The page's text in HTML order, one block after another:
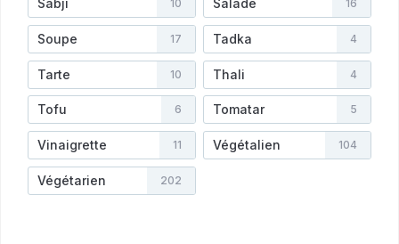
Sabji 10 Salade 16
Soupe 17 Tadka 4
Tarte 10 Thali 4
Tofu 6 Tomatar 5
Vinaigrette 11 Végétalien 104
Végétarien 202